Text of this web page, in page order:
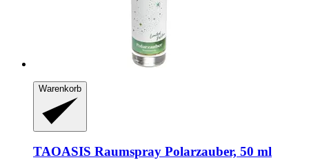
Warenkorb
TAOASIS Raumspray Polarzauber, 50 ml